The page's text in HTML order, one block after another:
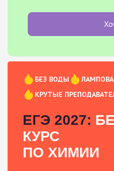
БЕЗ ВОДЫ
КРУТЫЕ
ЕГЭ 2027:
КУРС
ПО ХИМИИ